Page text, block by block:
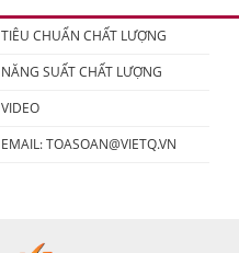
TIÊU CHUẨN CHẤT LƯỢNG
NĂNG SUẤT CHẤT LƯỢNG
VIDEO
EMAIL:TOASOAN@VIETQ.VN